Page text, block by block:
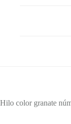
Hilo color granate